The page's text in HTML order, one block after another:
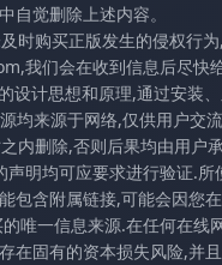
觉删除上述内容。
购买正版发生的侵权行为,
我们会在收到信息后尽快
设计思想和原理,通过安装
均来源于网络,仅供用户交
内删除,否则后果均由用户
明均可应要求进行验证.所
包含附属链接,可能会因您
唯一信息来源.在任何在线
在固有的资本损失风险,并